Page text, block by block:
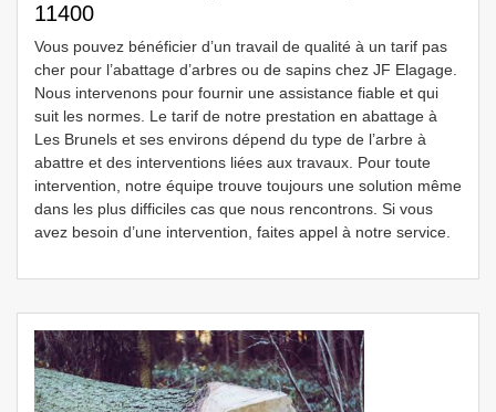
11400
Vous pouvez bénéficier d’un travail de qualité à un tarif pas
cher pour l’abattage d’arbres ou de sapins chez JF Elagage.
Nous intervenons pour fournir une assistance fiable et qui
suit les normes. Le tarif de notre prestation en abattage à
Les Brunels et ses environs dépend du type de l’arbre à
abattre et des interventions liées aux travaux. Pour toute
intervention, notre équipe trouve toujours une solution même
dans les plus difficiles cas que nous rencontrons. Si vous
avez besoin d’une intervention, faites appel à notre service.